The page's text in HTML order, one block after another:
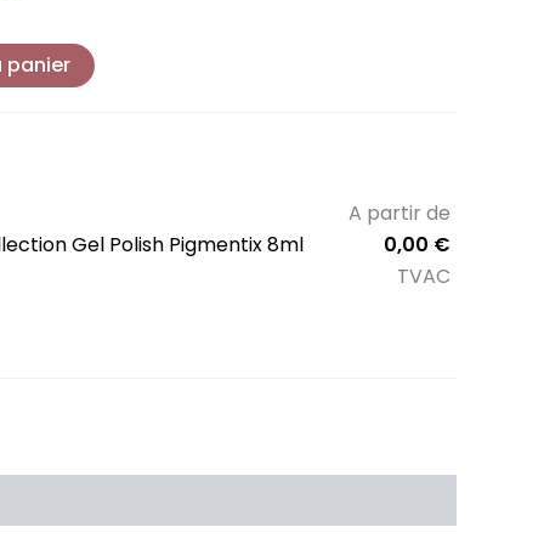
panier
Gel Polish Pigmentix 8ml
A partir de
0,00 €
TVAC